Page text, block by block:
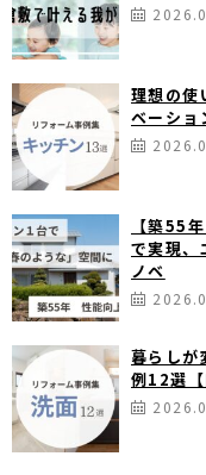
理想の使
ベーショ
【築55
で実現、
ノベ
暮らしが
例12選【